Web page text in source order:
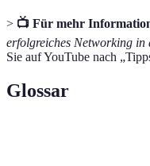
> 📺 Für mehr
erfolgreiches Networking in
Sie auf YouTube nach
Glossar